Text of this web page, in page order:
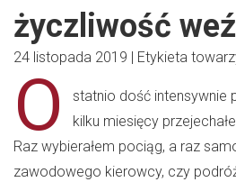
życzliwość
24 listopada 2019 Etykieta
O
statnio dość intensywnie
kilku miesięcy
Raz wybierałem pociąg, a raz
zawodowego kierowcy, czy